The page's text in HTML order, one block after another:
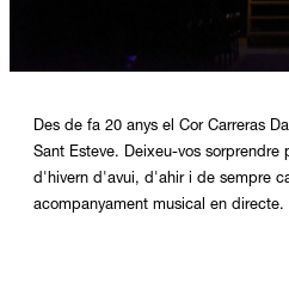
Des de fa 20 anys el Cor Carreras
Sant Esteve. Deixeu-vos sorprendre
d'hivern d'avui, d'ahir i de sempre
acompanyament musical en directe.